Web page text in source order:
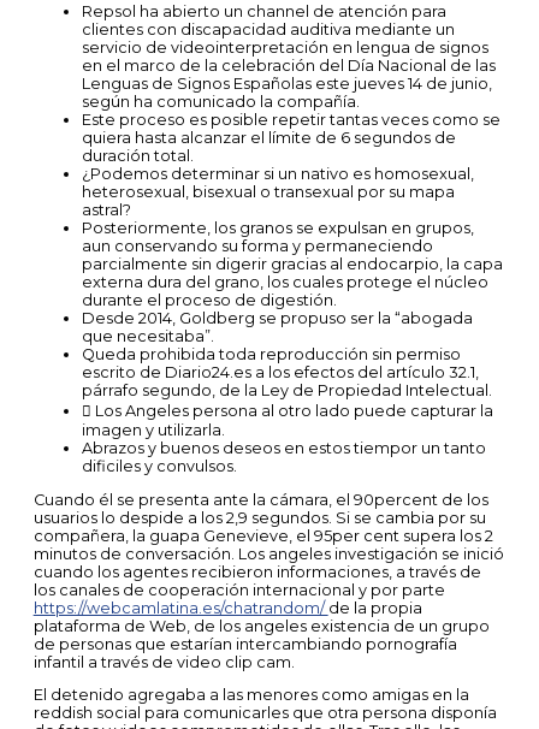
Repsol ha abierto un channel de atención para
clientes con discapacidad auditiva mediante un
servicio de videointerpretación en lengua de signos
en el marco de la celebración del Día Nacional de las
Lenguas de Signos Españolas este jueves 14 de junio,
según ha comunicado la compañía.
Este proceso es posible repetir tantas veces como se
quiera hasta alcanzar el límite de 6 segundos de
duración total.
¿Podemos determinar si un nativo es homosexual,
heterosexual, bisexual o transexual por su mapa
astral?
Posteriormente, los granos se expulsan en grupos,
aun conservando su forma y permaneciendo
parcialmente sin digerir gracias al endocarpio, la capa
externa dura del grano, los cuales protege el núcleo
durante el proceso de digestión.
Desde 2014, Goldberg se propuso ser la “abogada
que necesitaba”.
Queda prohibida toda reproducción sin permiso
escrito de Diario24.es a los efectos del artículo 32.1,
párrafo segundo, de la Ley de Propiedad Intelectual.
 Los Angeles persona al otro lado puede capturar la
imagen y utilizarla.
Abrazos y buenos deseos en estos tiempor un tanto
dificiles y convulsos.
Cuando él se presenta ante la cámara, el 90percent de los
usuarios lo despide a los 2,9 segundos. Si se cambia por su
compañera, la guapa Genevieve, el 95per cent supera los 2
minutos de conversación. Los angeles investigación se inició
cuando los agentes recibieron informaciones, a través de
los canales de cooperación internacional y por parte
https://webcamlatina.es/chatrandom/ de la propia
plataforma de Web, de los angeles existencia de un grupo
de personas que estarían intercambiando pornografía
infantil a través de video clip cam.
El detenido agregaba a las menores como amigas en la
reddish social para comunicarles que otra persona disponía